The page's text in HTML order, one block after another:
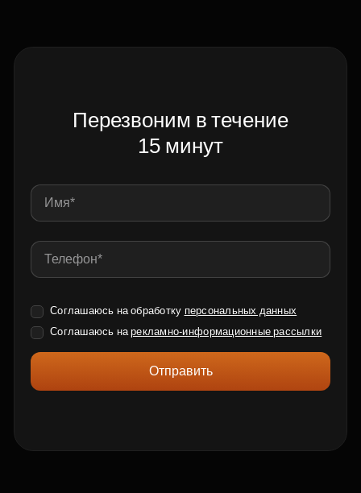
Перезвоним в течение
15 минут
Соглашаюсь на обработку персональных данных
Соглашаюсь нарекламно-информационные рассылки
Отправить